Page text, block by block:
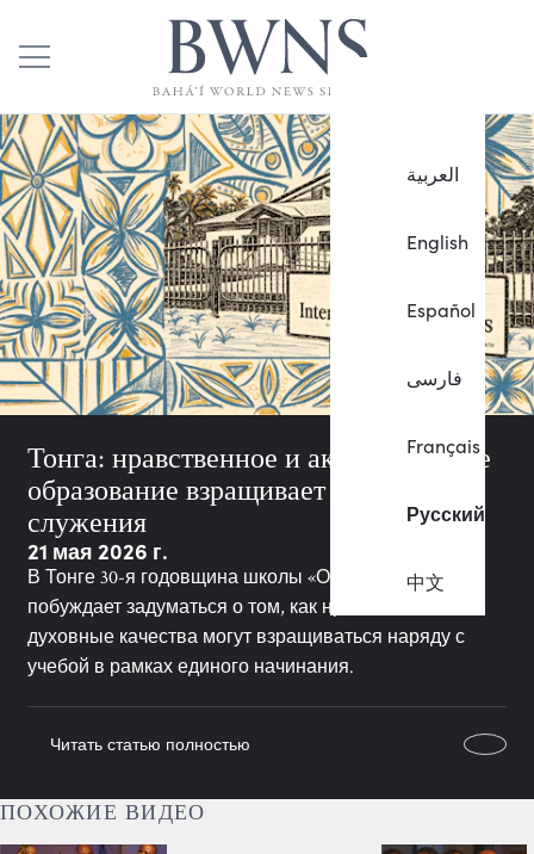
العربية
English
Español
فارسی
Français
Русский
中文
Тонга: нравственное и академическое
образование взращивает жизнь
служения
21 мая 2026 г.
В Тонге 30-я годовщина школы «Океан света»
побуждает задуматься о том, как нравственные и
духовные качества могут взращиваться наряду с
учебой в рамках единого начинания.
Читать статью полностью
ПОХОЖИЕ ВИДЕО